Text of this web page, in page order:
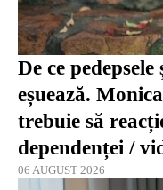
De ce
eșuează.
trebuie să
dependenței /
06 AUGUST 2026